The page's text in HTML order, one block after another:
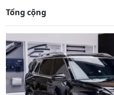
Tổng cộng